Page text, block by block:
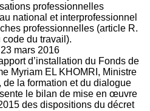
professionnelles
national et interprofessionnel
professionnelles (article R.
code du travail).
23 mars 2016
d’installation du Fonds de
Myriam EL KHOMRI, Ministre
de la formation et du dialogue
le bilan de mise en œuvre
des dispositions du décret